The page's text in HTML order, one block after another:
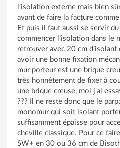
l’isolation externe mais bien
avant de faire la facture
Et puis il faut aussi se servir
commencer l’isolation dans le
retrouver avec 20 cm
avoir une bonne fixation
mur porteur est une brique
très honnêtement de fixer à
une brique creuse, moi j'ai
??? Il ne reste donc que le
monomur qui soit isolant
suffisamment épaisse pour
cheville classique. Pour ce
SW+ en 30 ou 36 cm de